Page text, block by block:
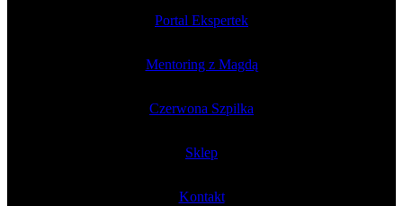
Portal Ekspertek
Mentoring z Magdą
Czerwona Szpilka
Sklep
Kontakt